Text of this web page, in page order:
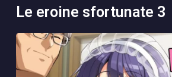
le eroine sfortunate 3